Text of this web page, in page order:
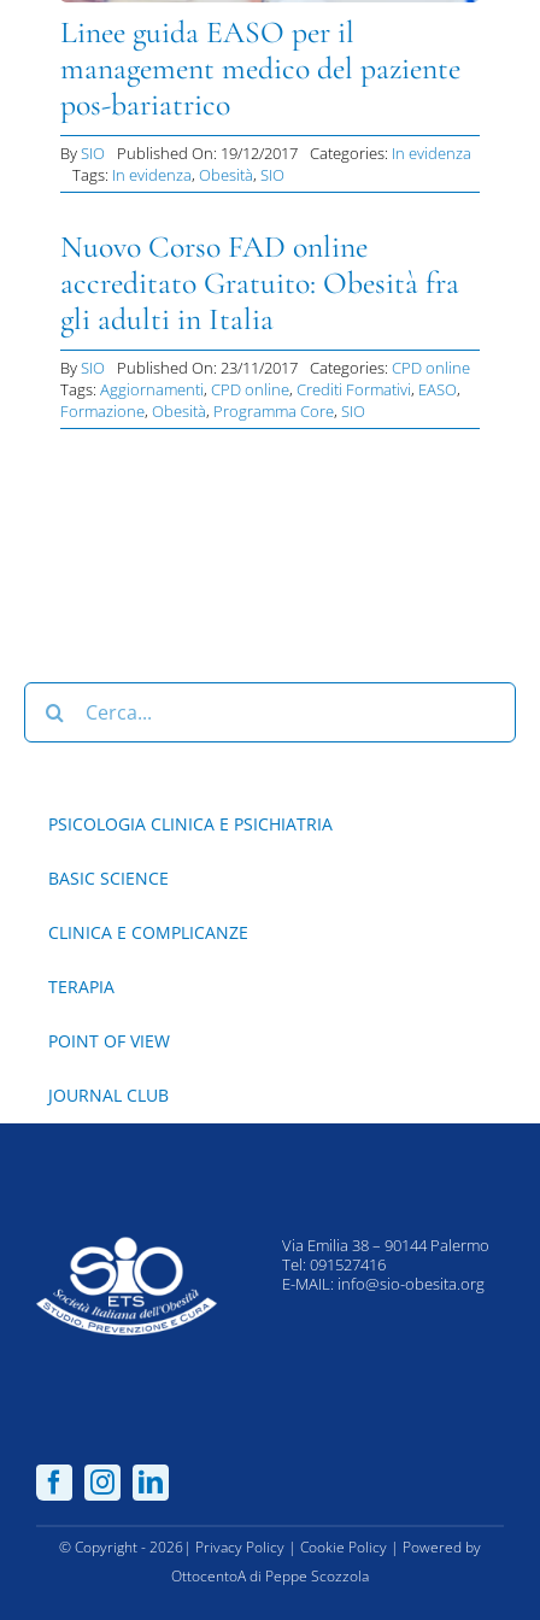
DIVULGAZIONE
AREA SOCI
CONTATTI
Linee guida EASO per il
management medico del paziente
pos-bariatrico
BySIO Published On: 19/12/2017 Categories: In evidenza
Tags: In evidenza, Obesità, SIO
Nuovo Corso FAD online
accreditato Gratuito: Obesità fra
gli adulti in Italia
BySIO Published On: 23/11/2017 Categories: CPD online
Tags: Aggiornamenti, CPD online, Crediti Formativi, EASO,
Formazione, Obesità, Programma Core, SIO
Cerca
per:
PSICOLOGIA CLINICA E PSICHIATRIA
BASIC SCIENCE
CLINICA E COMPLICANZE
TERAPIA
POINT OF VIEW
JOURNAL CLUB
Via Emilia 38 – 90144 Palermo
Tel: 091527416
E-MAIL: info@sio-obesita.org
© Copyright - 2026| Privacy Policy | Cookie Policy | Powered by
OttocentoA di Peppe Scozzola